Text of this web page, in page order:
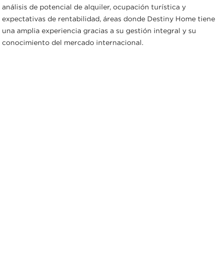
análisis de potencial de alquiler, ocupación turística y
expectativas de rentabilidad, áreas donde Destiny Home tiene
una amplia experiencia gracias a su gestión integral y su
conocimiento del mercado internacional.